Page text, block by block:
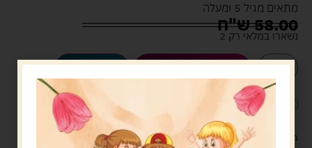
מתאים מגיל 5 ומעלה
58.00ש"ח
נשארו במלאי רק 2
קנה עכשיו הוספה לסל
לארוז את המוצר באריזת מתנה 5.00 ש"ח
מעל 329 ש"ח, משלוח עם שליח עד הבית חינם! – 0 ₪